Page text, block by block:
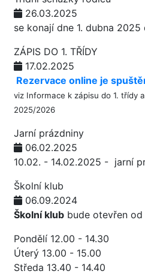
26.03.2025
se konají dne 1. dubna 2025
ZÁPIS DO 1. TŘÍDY
17.02.2025
Rezervace online je
viz Informace k zápisu do 1. třídy
2025/2026
Jarní prázdniny
06.02.2025
10.02. - 14.02.2025 - jarní
Školní klub
06.09.2024
Školní klub bude otevřen
Pondělí 12.00 - 14.30
Úterý 13.00 - 15.00
Středa 13.40 - 14.40